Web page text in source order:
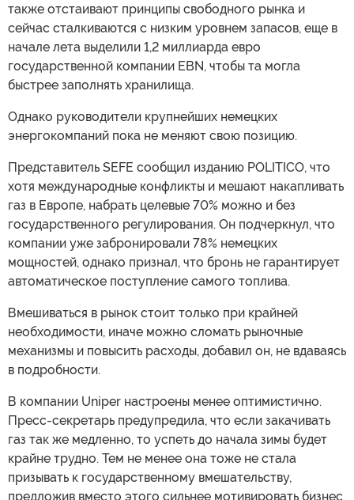
также отстаивают принципы свободного рынка и
сейчас сталкиваются с низким уровнем запасов, еще в
начале лета выделили 1,2 миллиарда евро
государственной компании EBN, чтобы та могла
быстрее заполнять хранилища.
Однако руководители крупнейших немецких
энергокомпаний пока не меняют свою позицию.
Представитель SEFE сообщил изданию POLITICO, что
хотя международные конфликты и мешают накапливать
газ в Европе, набрать целевые 70% можно и без
государственного регулирования. Он подчеркнул, что
компании уже забронировали 78% немецких
мощностей, однако признал, что бронь не гарантирует
автоматическое поступление самого топлива.
Вмешиваться в рынок стоит только при крайней
необходимости, иначе можно сломать рыночные
механизмы и повысить расходы, добавил он, не вдаваясь
в подробности.
В компании Uniper настроены менее оптимистично.
Пресс-секретарь предупредила, что если закачивать
газ так же медленно, то успеть до начала зимы будет
крайне трудно. Тем не менее она тоже не стала
призывать к государственному вмешательству,
предложив вместо этого сильнее мотивировать бизнес